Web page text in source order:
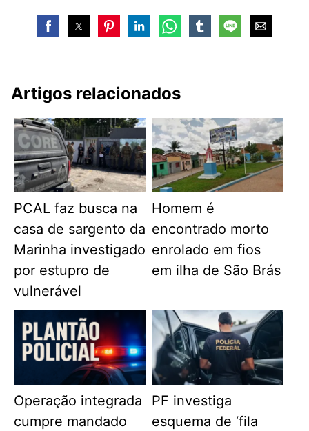
Artigos relacionados
PCAL faz busca na
casa de sargento da
Marinha investigado
por estupro de
vulnerável
Homem é
encontrado morto
enrolado em fios
em ilha de São Brás
Operação integrada
cumpre mandado
PF investiga
esquema de ‘fila